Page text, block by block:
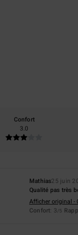
Confort
3.0
Mathias25 juin
Qualité pas très
Afficher original -
Confort: 3/5